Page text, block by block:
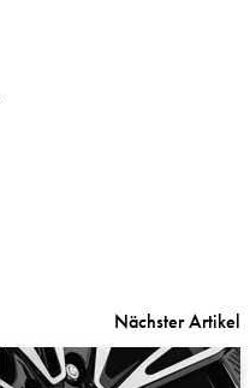
Nächster Artikel